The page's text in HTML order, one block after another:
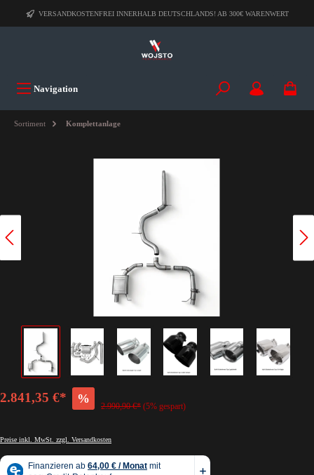
VERSANDKOSTENFREI INNERHALB DEUTSCHLANDS! AB 300€ WARENWERT
Navigation
Sortiment Komplettanlage
2.841,35 €* %
2.990,90 €* (5% gespart)
Preise inkl. MwSt. zzgl. Versandkosten